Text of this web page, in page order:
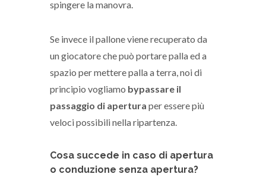
spingere la manovra.
Se invece il pallone viene recuperato da
un giocatore che può portare palla ed a
spazio per mettere palla a terra, noi di
principio vogliamo bypassare il
passaggio di apertura per essere più
veloci possibili nella ripartenza.
Cosa succede in caso di apertura
o conduzione senza apertura?